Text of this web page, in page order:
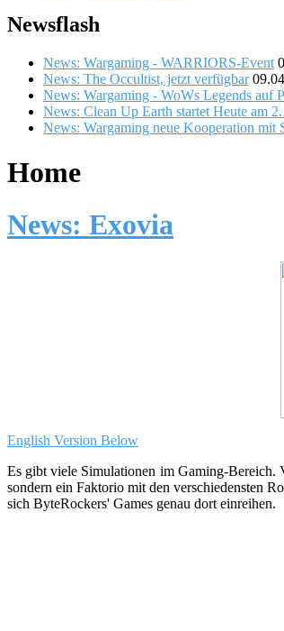
Newsflash
News: Wargaming - WARRIORS-Event
News: The Occultist, jetzt verfügbar
News: Wargaming - WoWs Legends auf
News: Clean Up Earth startet Heute am
News: Wargaming neue Kooperation mit
Home
News: Exovia
English Version Below
Es gibt viele Simulationen im Gaming-Bereich.
sondern ein Faktorio mit den verschiedensten
sich ByteRockers' Games genau dort einreihen.